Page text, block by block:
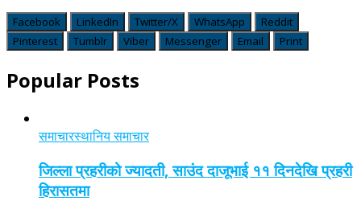
Facebook LinkedIn Twitter/X WhatsApp
Reddit
Pinterest
Tumblr Viber Messenger Email Print
Popular Posts
समाचारस्थानिय समाचार
जिल्ला प्रहरीको ज्यादती, साउंद दाजूभाई ११ दिनदेखि प्रहरी
हिरासतमा